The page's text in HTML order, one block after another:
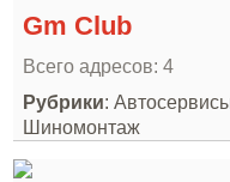
Gm Club
Всего адресов: 4
Рубрики:
Шиномонтаж